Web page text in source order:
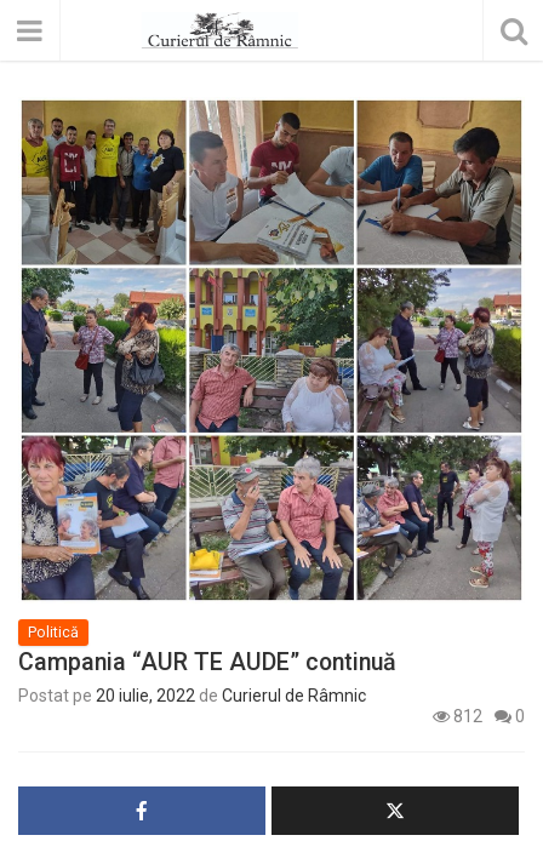
Politică
Campania “AUR TE AUDE” continuă
Postat pe 20 iulie, 2022 de Curierul de Râmnic
812
0